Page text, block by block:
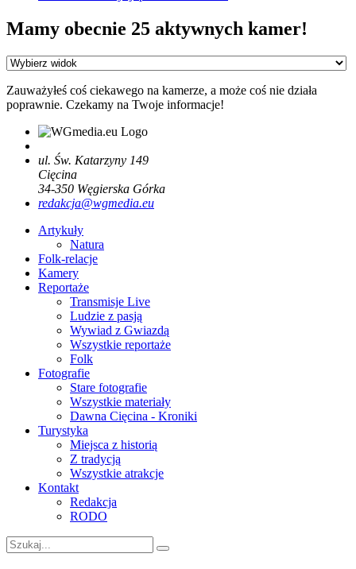
Mamy obecnie 25 aktywnych kamer!
Zauważyłeś coś ciekawego na kamerze, a może coś nie działa
poprawnie. Czekamy na Twoje informacje!
ul. Św. Katarzyny 149
Cięcina
34-350 Węgierska Górka
redakcja@wgmedia.eu
Artykuły
Natura
Folk-relacje
Kamery
Reportaże
Transmisje Live
Ludzie z pasją
Wywiad z Gwiazdą
Wszystkie reportaże
Folk
Fotografie
Stare fotografie
Wszystkie materiały
Dawna Cięcina - Kroniki
Turystyka
Miejsca z historią
Z tradycją
Wszystkie atrakcje
Kontakt
Redakcja
RODO